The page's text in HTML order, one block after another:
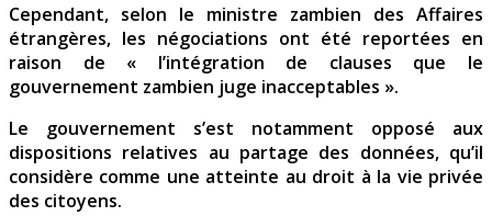
Cependant, selon le ministre zambien des Affaires
étrangères, les négociations ont été reportées en
raison de « l’intégration de clauses que le
gouvernement zambien juge inacceptables ».
Le gouvernement s’est notamment opposé aux
dispositions relatives au partage des données, qu’il
considère comme une atteinte au droit à la vie privée
des citoyens.